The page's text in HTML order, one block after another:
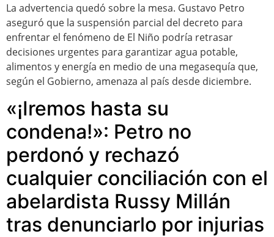
La advertencia quedó sobre la mesa. Gustavo Petro
aseguró que la suspensión parcial del decreto para
enfrentar el fenómeno de El Niño podría retrasar
decisiones urgentes para garantizar agua potable,
alimentos y energía en medio de una megasequía que,
según el Gobierno, amenaza al país desde diciembre.
«¡Iremos hasta su
condena!»: Petro no
perdonó y rechazó
cualquier conciliación con el
abelardista Russy Millán
tras denunciarlo por injurias